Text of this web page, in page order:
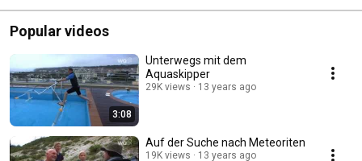
Popular videos
3:08
Unterwegs mit dem
Aquaskipper
29K views 13 years ago
Auf der Suche nach Meteoriten
19K views 13 years ago